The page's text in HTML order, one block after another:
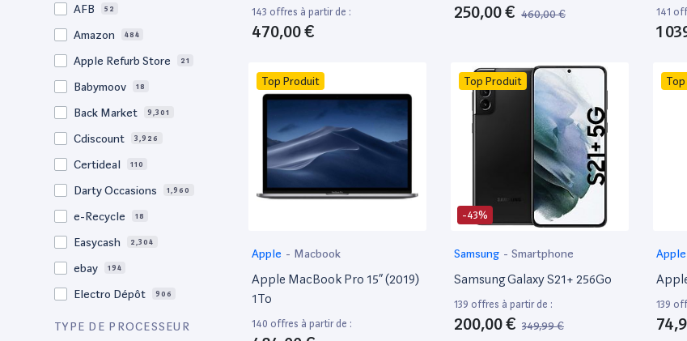
15.5" 1
AFB 52
Amazon 484
Apple Refurb Store 21
Babymoov 18
Back Market 9,301
Cdiscount 3,926
Certideal 110
Darty Occasions 1,960
e-Recycle 18
Easycash 2,304
ebay 194
Electro Dépôt 906
Factorefurb
TYPE DE PROCESSEUR
143 offres à partir de :
470,00 €
250,00 € 460,00 € 141
1
Top Produit
Apple - Macbook
Apple MacBook Pro 15” (2019)
1To
140 offres à partir de :
-43%
Top Produit
Samsung - Smartphone
Samsung Galaxy S21+ 256Go
139 offres à partir de :
200,00 € 349,99 €
Apple
139